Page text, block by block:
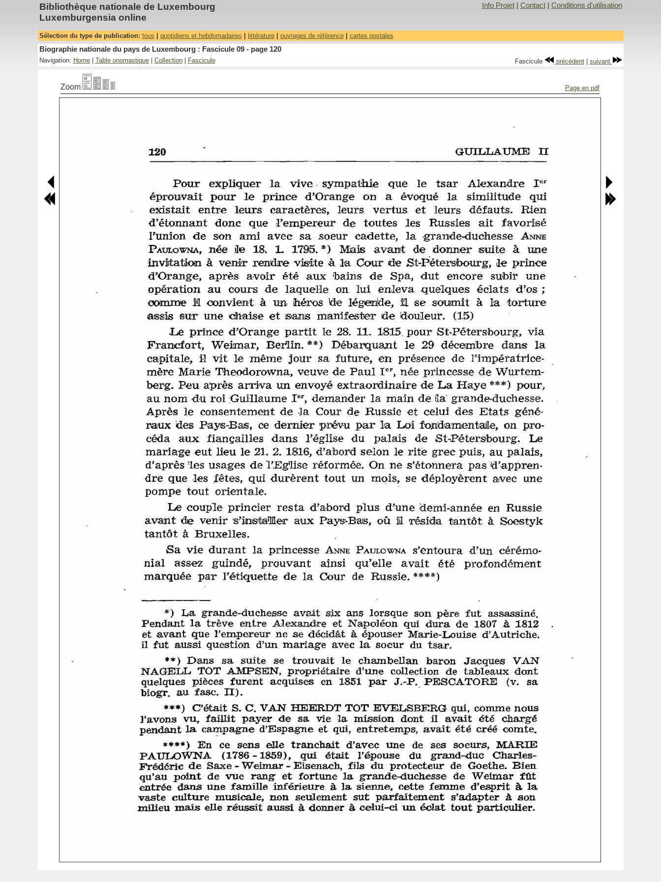
Bibliothèque nationale de Luxembourg
Luxemburgensia online
Info Projet| Contact| Conditions d'utilisation
Sélection du type de publication: tous quotidiens et hebdomadaires littérature| ouvrages de référence| cartes postales
Biographie nationale du pays de Luxembourg : Fascicule 09 - page 120
Navigation: Home| Table onomastique| Collection| Fascicule Fascicule précédent| suivant
Zoom Page en pdf